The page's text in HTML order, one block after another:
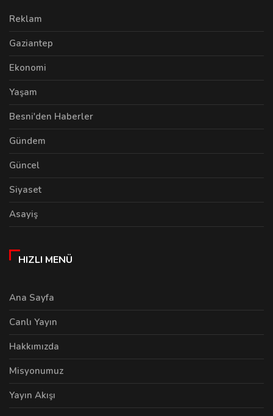
Reklam
Gaziantep
Ekonomi
Yaşam
Besni'den Haberler
Gündem
Güncel
Siyaset
Asayiş
HIZLI MENÜ
Ana Sayfa
Canlı Yayın
Hakkımızda
Misyonumuz
Yayın Akışı